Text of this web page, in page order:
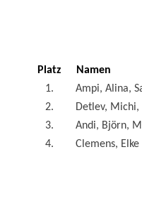
Platz
Namen
1.
Ampi, Alina,
2.
Detlev,
3.
Andi, Björn,
4.
Clemens,